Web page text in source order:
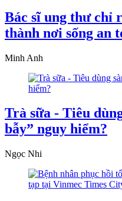
Bác sĩ ung thư chỉ
thành nơi sống an
Minh Anh
Trà sữa - Tiêu
bẫy” nguy hiểm?
Ngọc Nhi